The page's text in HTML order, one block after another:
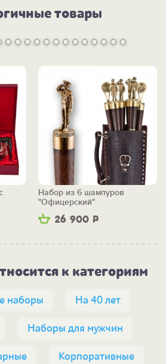
товары
26 900 Р
Набор из 6 шампуров
"Офицерский"
к категориям
наборы На 40 лет
Наборы для мужчин
Корпоративные